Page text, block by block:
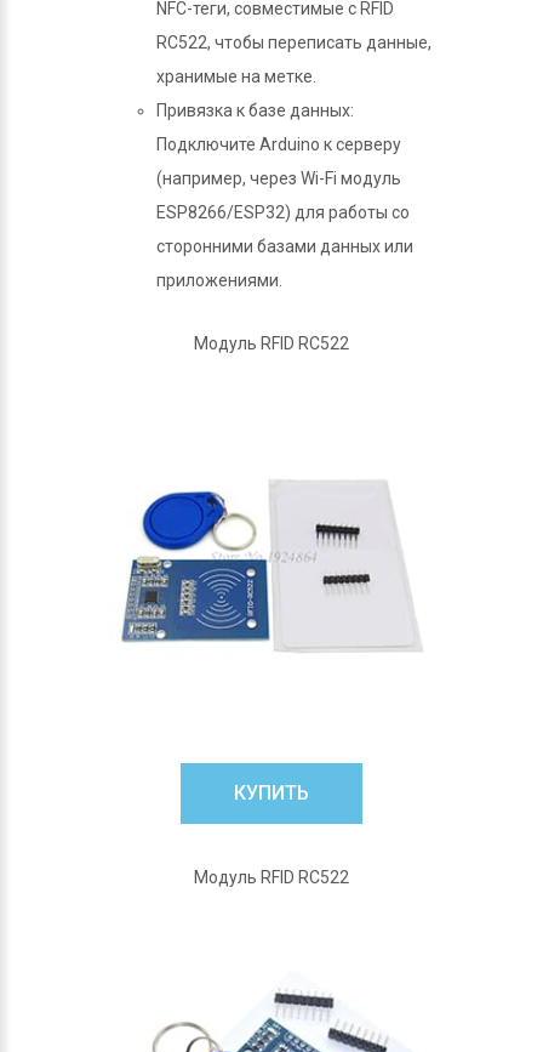
NFC-теги, совместимые с RFID
RC522, чтобы переписать данные,
хранимые на метке.
Привязка к базе данных:
Подключите Arduino к серверу
(например, через Wi-Fi модуль
ESP8266/ESP32) для работы со
сторонними базами данных или
приложениями.
Модуль RFID RC522
КУПИТЬ
Модуль RFID RC522